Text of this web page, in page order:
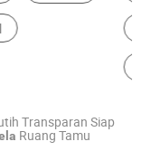
Tirai Blackout
Transparan Siap
Ruang Tamu